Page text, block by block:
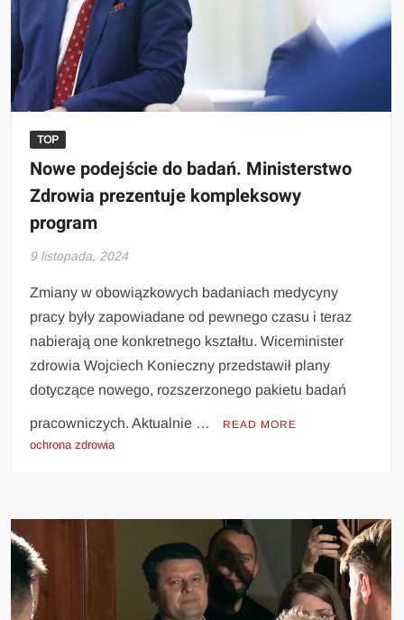
TOP
Nowe podejście do badań. Ministerstwo
Zdrowia prezentuje kompleksowy
program
9 listopada, 2024
Zmiany w obowiązkowych badaniach medycyny
pracy były zapowiadane od pewnego czasu i teraz
nabierają one konkretnego kształtu. Wiceminister
zdrowia Wojciech Konieczny przedstawił plany
dotyczące nowego, rozszerzonego pakietu badań
pracowniczych. Aktualnie … READ MORE
ochrona zdrowia